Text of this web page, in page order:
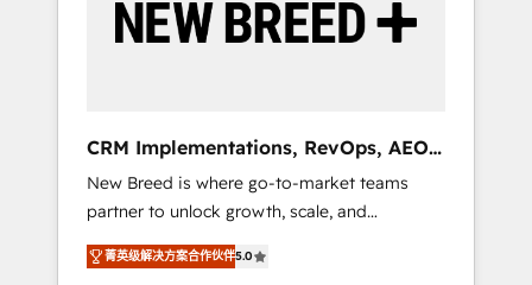
by Globalia’s technical development team. -
19 HubSpot-certified trainers to drive
deployment of Breeze AI and custom agents
to automate growth. 🏆 Elite Excellence - 8
platform accreditations and deep HIPAA-
compliance expertise. - A team of 250+
experts dedicated to your resilient growth.
CRM Implementations, RevOps, AEO
+ Web, Demand Gen
New Breed is where go-to-market teams
partner to unlock growth, scale, and
transformation. We help companies activate
HubSpot’s AI-powered customer platform
菁英级解决方案合作伙伴5.0